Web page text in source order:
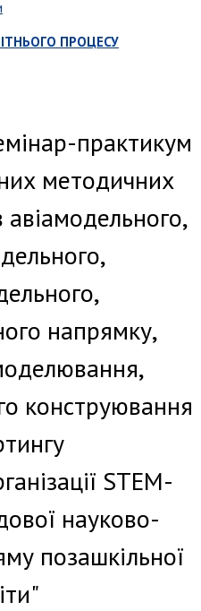
ПРОЦЕСУ
практикум
методичних
авіамодельного,
напрямку,
конструювання
STEM-
науково-
позашкільної